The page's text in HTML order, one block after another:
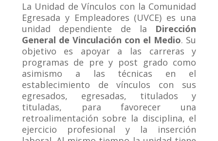
La Unidad de Vínculos con la Comunidad
Egresada y Empleadores (UVCE) es una
unidad dependiente de la Dirección
General de Vinculación con el Medio. Su
objetivo es apoyar a las carreras y
programas de pre y post grado como
asimismo a las técnicas en el
establecimiento de vínculos con sus
egresados, egresadas, titulados y
tituladas, para favorecer una
retroalimentación sobre la disciplina, el
ejercicio profesional y la inserción